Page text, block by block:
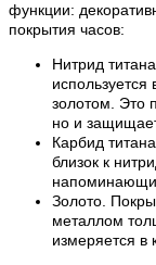
функции:
покрытия часов:
Нитрид
золотом. Это
но и
Карбид
близок к
Золото.
металлом
измеряется в